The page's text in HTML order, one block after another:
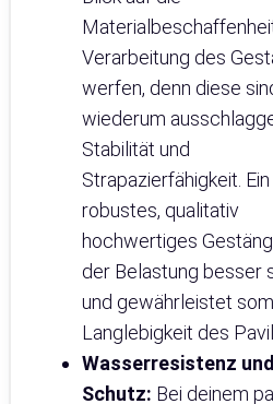
Verarbeitung des
werfen, denn diese
wiederum
Stabilität und
Strapazierfähigkeit. Ein
robustes, qualitativ
hochwertiges
der Belastung besser
und gewährleistet
Langlebigkeit des
Wasserresistenz
Schutz: Bei deinem